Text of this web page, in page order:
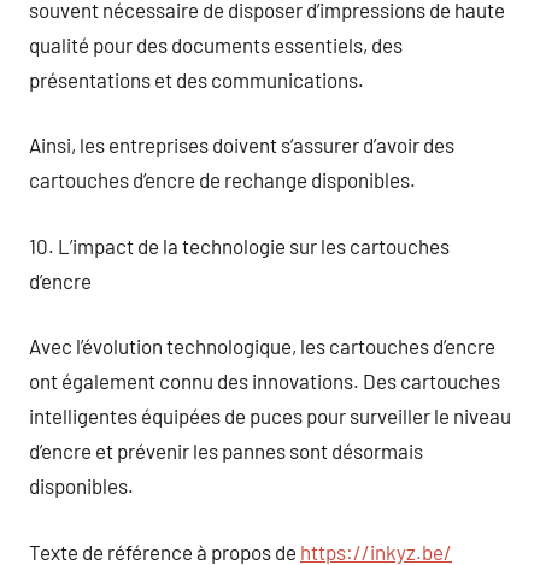
souvent nécessaire de disposer d’impressions de haute
qualité pour des documents essentiels, des
présentations et des communications.
Ainsi, les entreprises doivent s’assurer d’avoir des
cartouches d’encre de rechange disponibles.
10. L’impact de la technologie sur les cartouches
d’encre
Avec l’évolution technologique, les cartouches d’encre
ont également connu des innovations. Des cartouches
intelligentes équipées de puces pour surveiller le niveau
d’encre et prévenir les pannes sont désormais
disponibles.
Texte de référence à propos de https://inkyz.be/